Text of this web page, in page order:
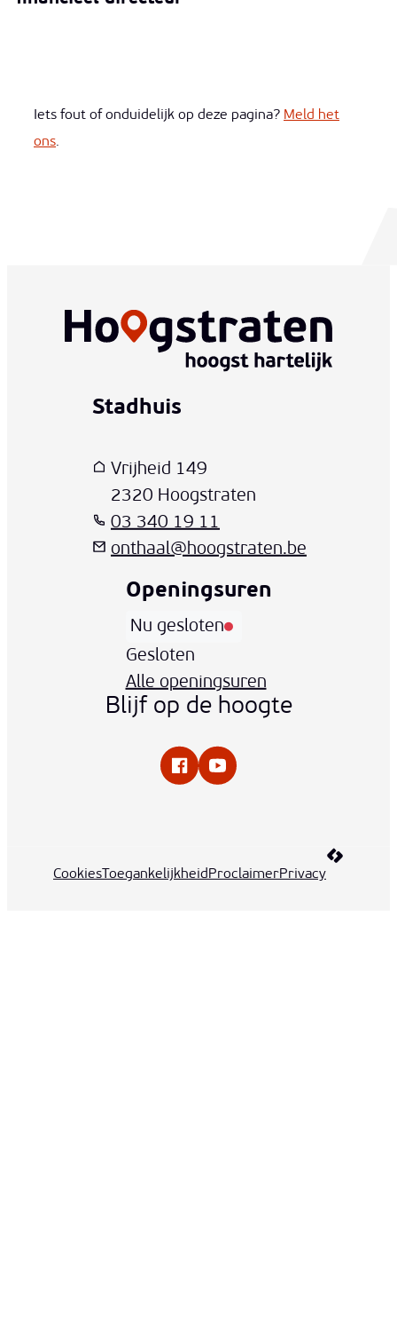
Iets fout of onduidelijk op deze pagina? Meld het
ons.
www-contact-text-name
Stadhuis
Adres
Vrijheid 149
,2320 Hoogstraten
03 340 19 11
E-mail
onthaal@hoogstraten.be
Openingsuren
Vandaag
Nu gesloten
Gesloten
Alle openingsuren
Blijf op de hoogte
FacebookYouTube
Cookies ToegankelijkheidProclaimerPrivacy
LCP nv